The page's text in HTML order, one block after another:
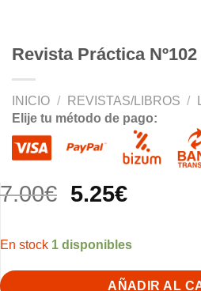
Revista Práctica Nº102
INICIO / REVISTAS/LIBROS /
Elije tu método de pago:
7.00€ El
original
era:
7.00€.
5.25€El
actual
5.25€.
1 disponibles
AÑADIR AL